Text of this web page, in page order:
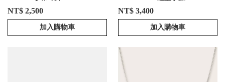
NT$ 2,500
加入購物車
NT$ 3,400
加入購物車